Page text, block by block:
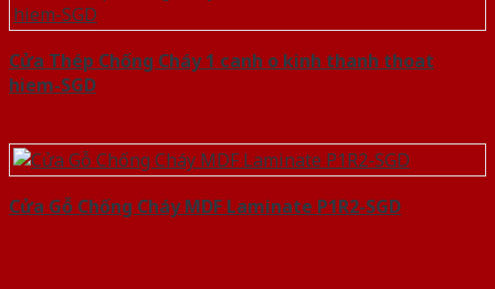
Cửa Thép Chống Cháy 1 canh o kinh thanh thoat
hiem-SGD
Cửa Gỗ Chống Cháy MDF Laminate P1R2-SGD